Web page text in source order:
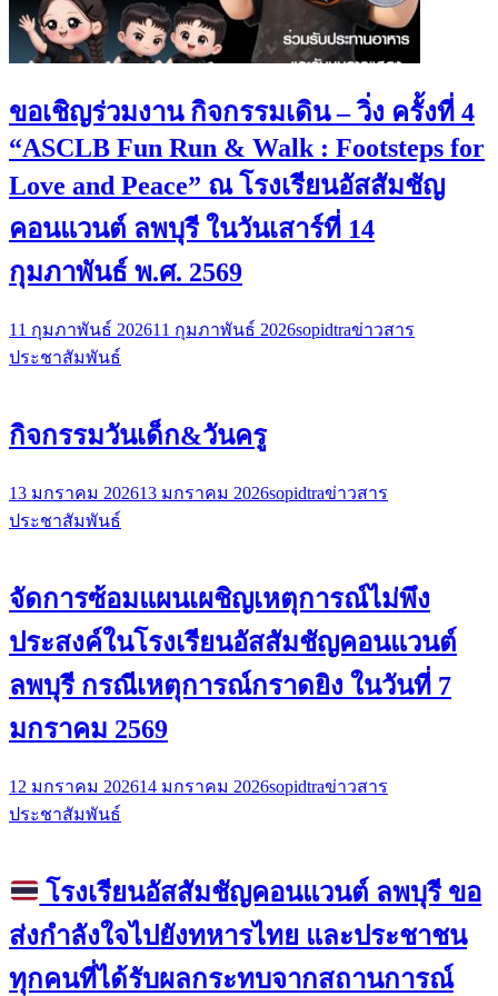
ขอเชิญร่วมงาน กิจกรรมเดิน – วิ่ง ครั้งที่ 4
“ASCLB Fun Run & Walk : Footsteps for
Love and Peace” ณ โรงเรียนอัสสัมชัญ
คอนแวนต์ ลพบุรี ในวันเสาร์ที่ 14
กุมภาพันธ์ พ.ศ. 2569
11 กุมภาพันธ์ 202611 กุมภาพันธ์ 2026sopidtraข่าวสาร
ประชาสัมพันธ์
กิจกรรมวันเด็ก&วันครู
13 มกราคม 202613 มกราคม 2026sopidtraข่าวสาร
ประชาสัมพันธ์
จัดการซ้อมแผนเผชิญเหตุการณ์ไม่พึง
ประสงค์ในโรงเรียนอัสสัมชัญคอนแวนต์
ลพบุรี กรณีเหตุการณ์กราดยิง ในวันที่ 7
มกราคม 2569
12 มกราคม 202614 มกราคม 2026sopidtraข่าวสาร
ประชาสัมพันธ์
โรงเรียนอัสสัมชัญคอนแวนต์ ลพบุรี ขอ
ส่งกำลังใจไปยังทหารไทย และประชาชน
ทุกคนที่ได้รับผลกระทบจากสถานการณ์